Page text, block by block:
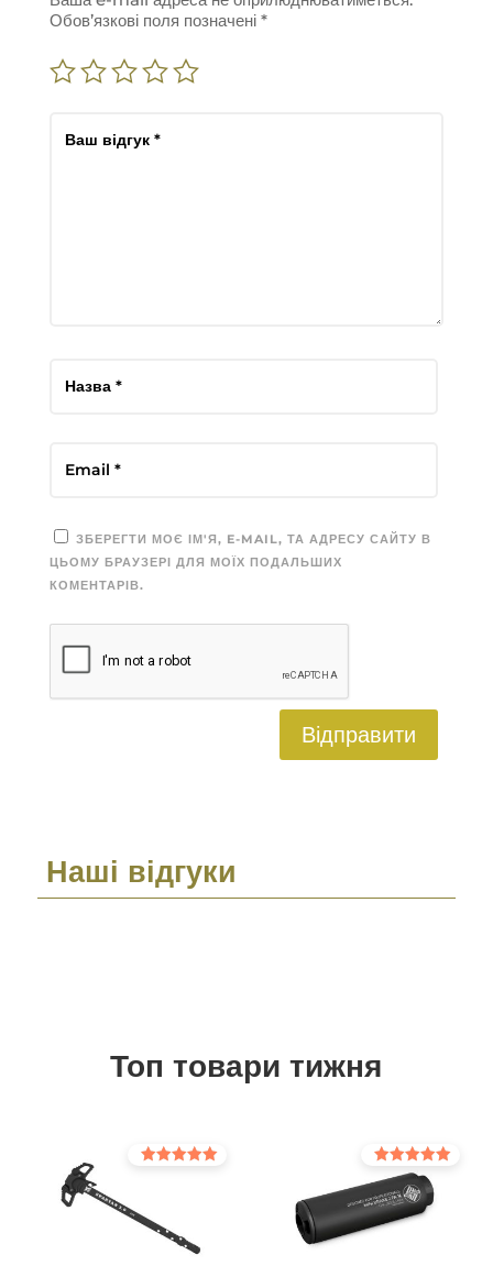
Обов’язкові поля позначені *
ЗБЕРЕГТИ МОЄ ІМ'Я, E-MAIL, ТА АДРЕСУ САЙТУ В
ЦЬОМУ БРАУЗЕРІ ДЛЯ МОЇХ ПОДАЛЬШИХ
КОМЕНТАРІВ.
Відправити
Наші відгуки
Топ товари тижня
Оцінено в
5.00
з 5